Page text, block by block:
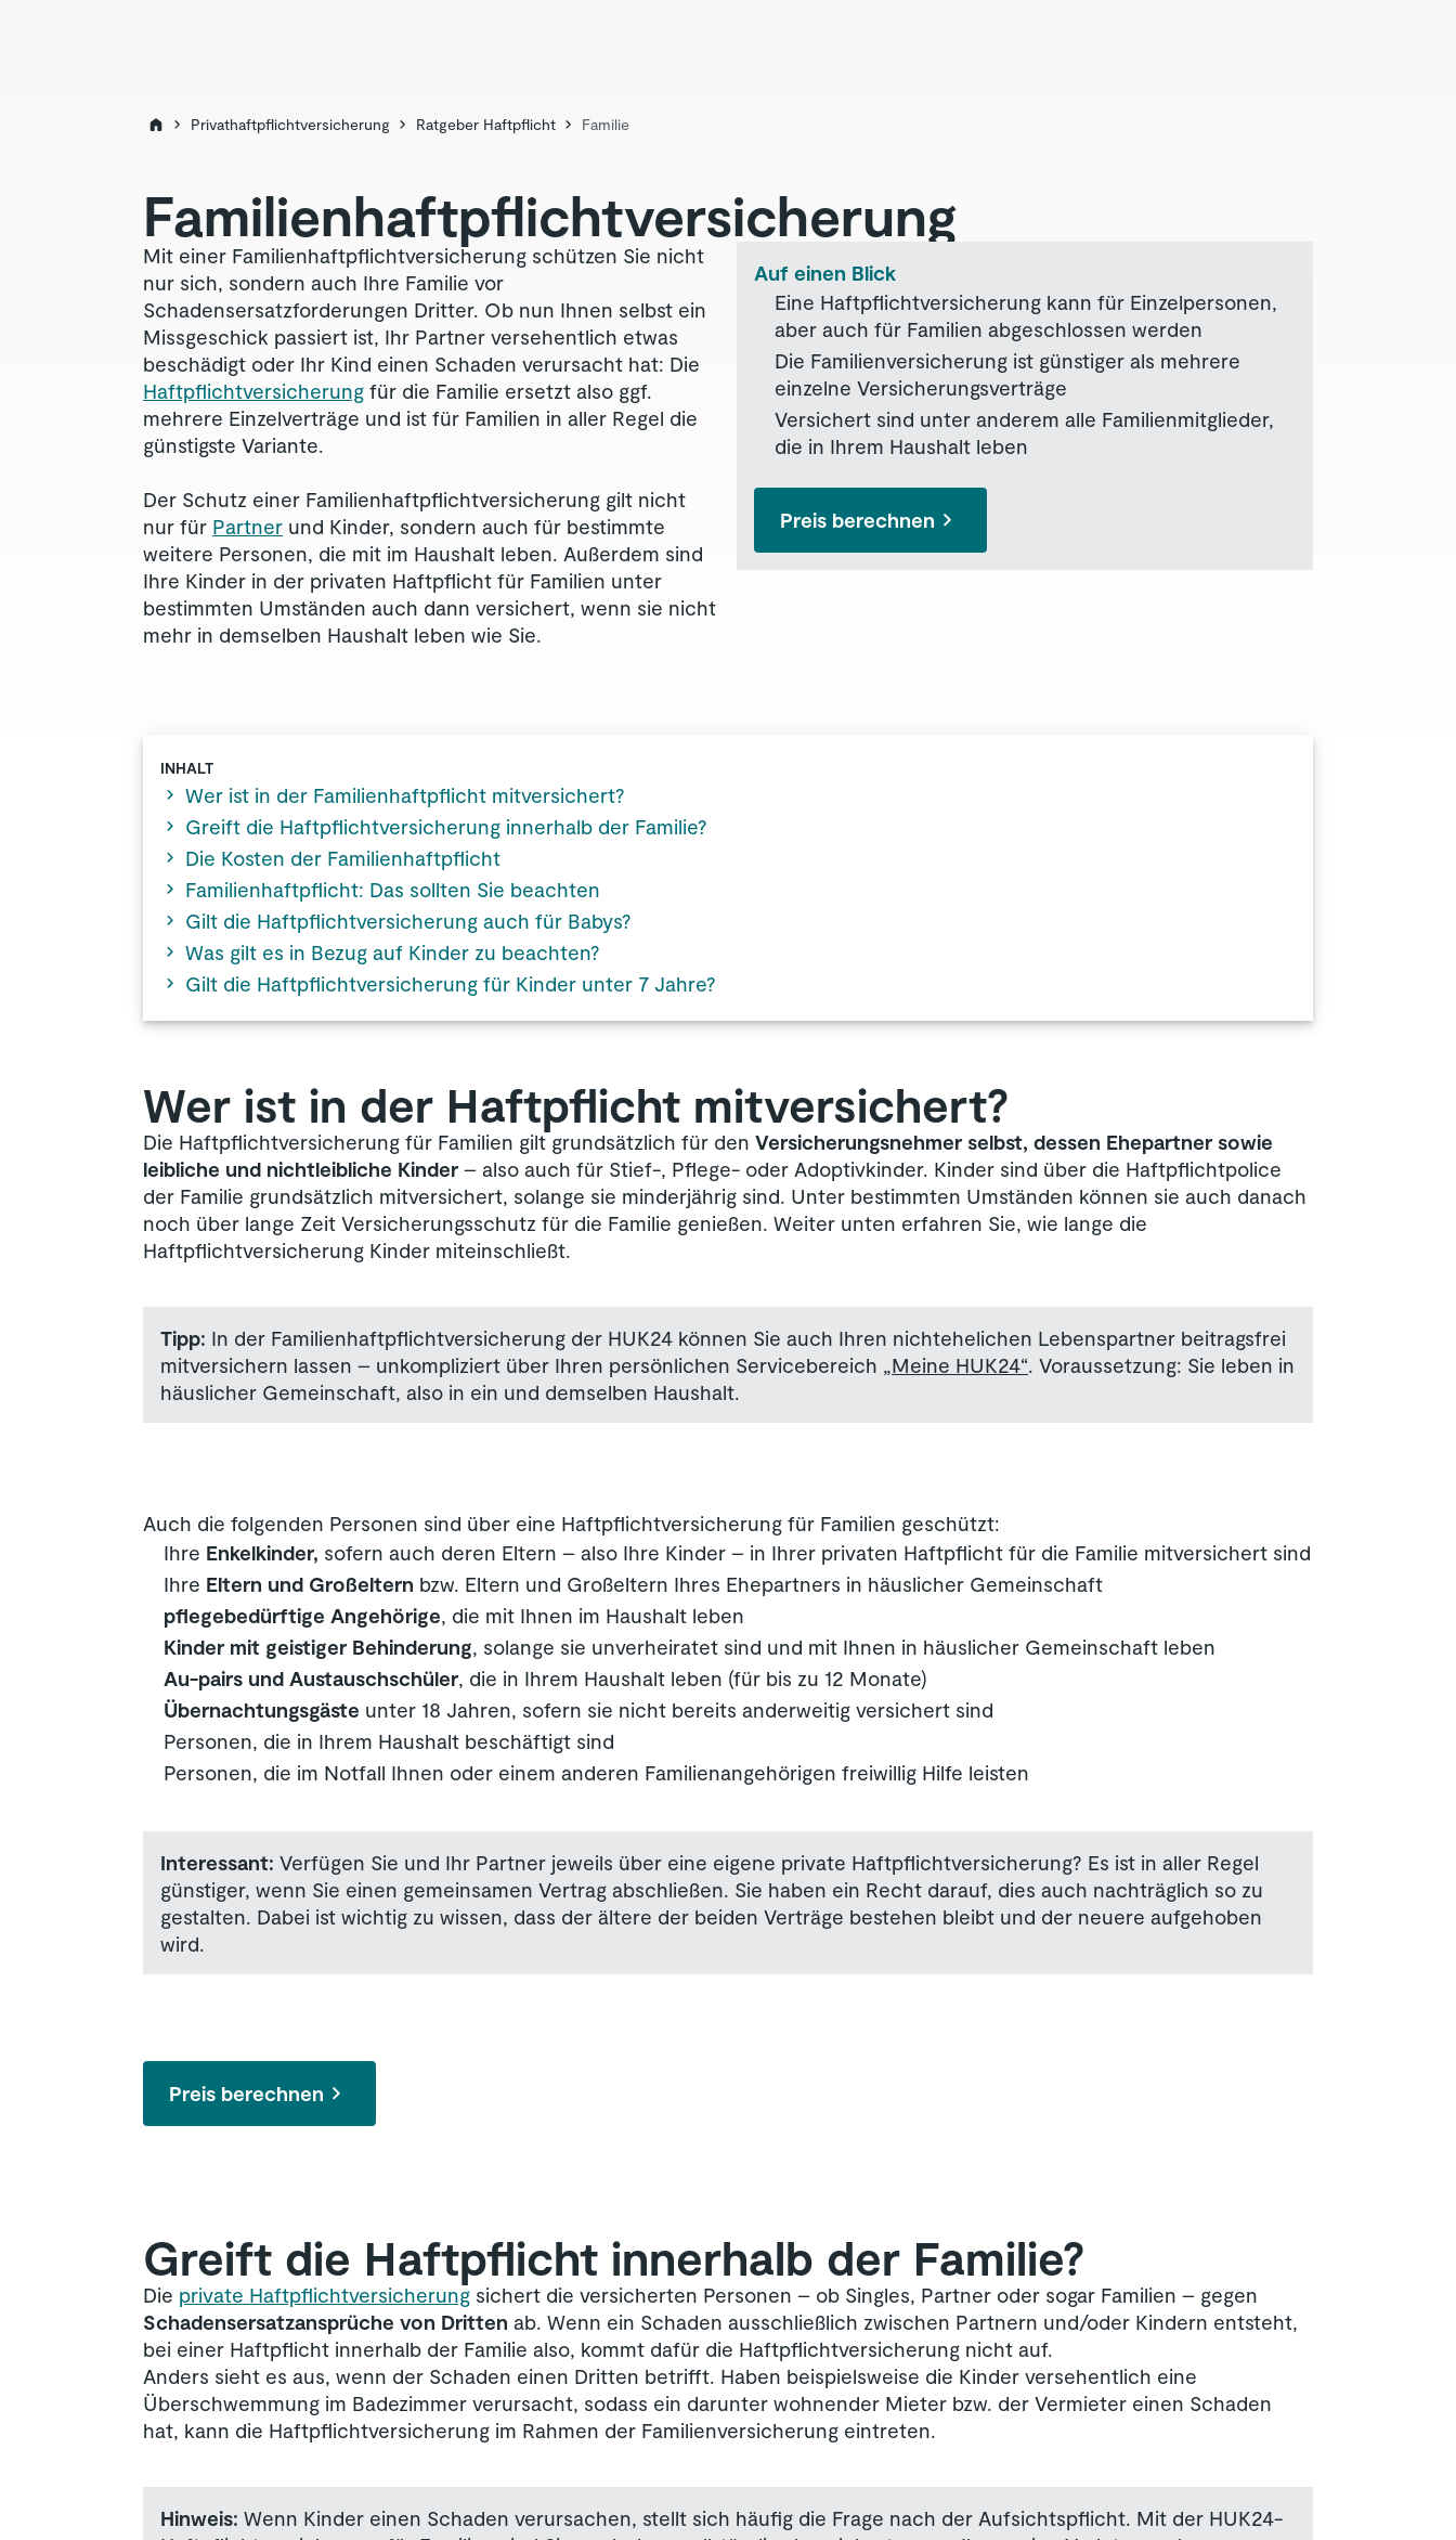
Privathaftpflichtversicherung Ratgeber Haftpflicht Familie
Familien­haftpflicht­versicherung
Mit einer Familienhaftpflichtversicherung schützen Sie nicht
nur sich, sondern auch Ihre Familie vor
Schadensersatzforderungen Dritter. Ob nun Ihnen selbst ein
Missgeschick passiert ist, Ihr Partner versehentlich etwas
beschädigt oder Ihr Kind einen Schaden verursacht hat: Die
Haftpflichtversicherung für die Familie ersetzt also ggf.
mehrere Einzelverträge und ist für Familien in aller Regel die
günstigste Variante.
Der Schutz einer Familienhaftpflichtversicherung gilt nicht
nur für Partner und Kinder, sondern auch für bestimmte
weitere Personen, die mit im Haushalt leben. Außerdem sind
Ihre Kinder in der privaten Haftpflicht für Familien unter
bestimmten Umständen auch dann versichert, wenn sie nicht
mehr in demselben Haushalt leben wie Sie.
Auf einen Blick
Eine Haftpflichtversicherung kann für Einzelpersonen,
aber auch für Familien abgeschlossen werden
Die Familienversicherung ist günstiger als mehrere
einzelne Versicherungsverträge
Versichert sind unter anderem alle Familienmitglieder,
die in Ihrem Haushalt leben
Preis berechnen
INHALT
Wer ist in der Familienhaftpflicht mitversichert?
Greift die Haftpflichtversicherung innerhalb der Familie?
Die Kosten der Familienhaftpflicht
Familienhaftpflicht: Das sollten Sie beachten
Gilt die Haftpflichtversicherung auch für Babys?
Was gilt es in Bezug auf Kinder zu beachten?
Gilt die Haftpflichtversicherung für Kinder unter 7 Jahre?
Wer ist in der Haftpflicht mitversichert?
Die Haftpflichtversicherung für Familien gilt grundsätzlich für den Versicherungsnehmer selbst, dessen Ehepartner sowie
leibliche und nichtleibliche Kinder – also auch für Stief-, Pflege- oder Adoptivkinder. Kinder sind über die Haftpflichtpolice
der Familie grundsätzlich mitversichert, solange sie minderjährig sind. Unter bestimmten Umständen können sie auch danach
noch über lange Zeit Versicherungsschutz für die Familie genießen. Weiter unten erfahren Sie, wie lange die
Haftpflichtversicherung Kinder miteinschließt.
Tipp: In der Familienhaftpflichtversicherung der HUK24 können Sie auch Ihren nichtehelichen Lebenspartner beitragsfrei
mitversichern lassen – unkompliziert über Ihren persönlichen Servicebereich „Meine HUK24“. Voraussetzung: Sie leben in
häuslicher Gemeinschaft, also in ein und demselben Haushalt.
Auch die folgenden Personen sind über eine Haftpflichtversicherung für Familien geschützt:
Ihre Enkelkinder, sofern auch deren Eltern – also Ihre Kinder – in Ihrer privaten Haftpflicht für die Familie mitversichert sind
Ihre Eltern und Großeltern bzw. Eltern und Großeltern Ihres Ehepartners in häuslicher Gemeinschaft
pflegebedürftige Angehörige, die mit Ihnen im Haushalt leben
Kinder mit geistiger Behinderung, solange sie unverheiratet sind und mit Ihnen in häuslicher Gemeinschaft leben
Au-pairs und Austauschschüler, die in Ihrem Haushalt leben (für bis zu 12 Monate)
Übernachtungsgäste unter 18 Jahren, sofern sie nicht bereits anderweitig versichert sind
Personen, die in Ihrem Haushalt beschäftigt sind
Personen, die im Notfall Ihnen oder einem anderen Familienangehörigen freiwillig Hilfe leisten
Interessant: Verfügen Sie und Ihr Partner jeweils über eine eigene private Haftpflichtversicherung? Es ist in aller Regel
günstiger, wenn Sie einen gemeinsamen Vertrag abschließen. Sie haben ein Recht darauf, dies auch nachträglich so zu
gestalten. Dabei ist wichtig zu wissen, dass der ältere der beiden Verträge bestehen bleibt und der neuere aufgehoben
wird.
Preis berechnen
Greift die Haftpflicht innerhalb der Familie?
Die private Haftpflichtversicherung sichert die versicherten Personen – ob Singles, Partner oder sogar Familien – gegen
Schadensersatzansprüche von Dritten ab. Wenn ein Schaden ausschließlich zwischen Partnern und/oder Kindern entsteht,
bei einer Haftpflicht innerhalb der Familie also, kommt dafür die Haftpflichtversicherung nicht auf.
Anders sieht es aus, wenn der Schaden einen Dritten betrifft. Haben beispielsweise die Kinder versehentlich eine
Überschwemmung im Badezimmer verursacht, sodass ein darunter wohnender Mieter bzw. der Vermieter einen Schaden
hat, kann die Haftpflichtversicherung im Rahmen der Familienversicherung eintreten.
Hinweis: Wenn Kinder einen Schaden verursachen, stellt sich häufig die Frage nach der Aufsichtspflicht. Mit der HUK24-